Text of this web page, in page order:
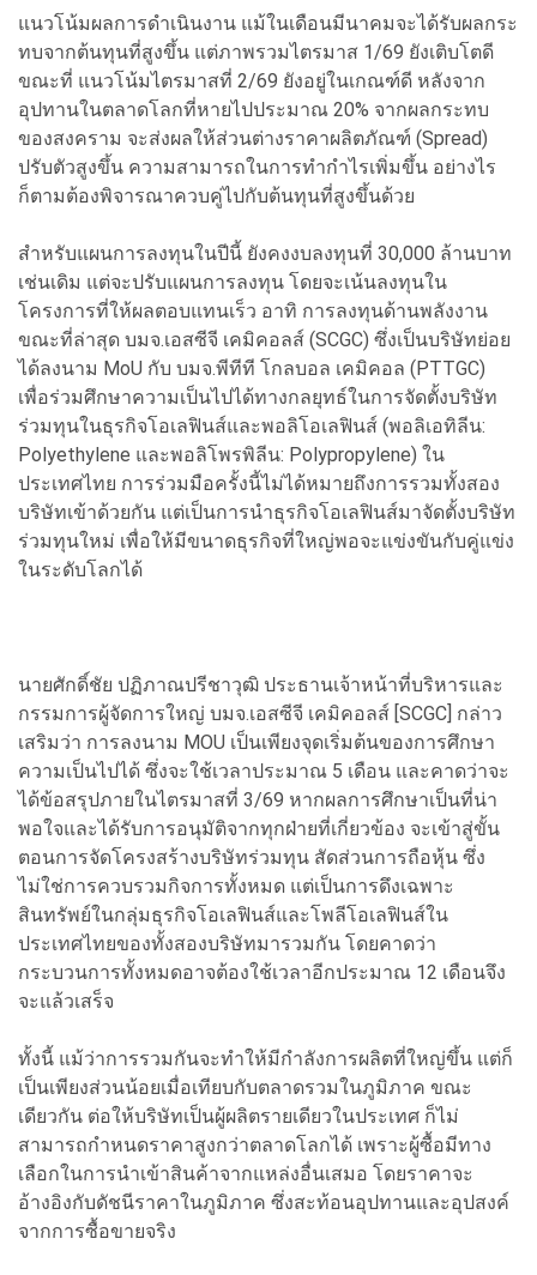
แนวโน้มผลการดำเนินงาน แม้ในเดือนมีนาคมจะได้รับผลกระ
ทบจากต้นทุนที่สูงขึ้น แต่ภาพรวมไตรมาส 1/69 ยังเติบโตดี
ขณะที่ แนวโน้มไตรมาสที่ 2/69 ยังอยู่ในเกณฑ์ดี หลังจาก
อุปทานในตลาดโลกที่หายไปประมาณ 20% จากผลกระทบ
ของสงคราม จะส่งผลให้ส่วนต่างราคาผลิตภัณฑ์ (Spread)
ปรับตัวสูงขึ้น ความสามารถในการทำกำไรเพิ่มขึ้น อย่างไร
ก็ตามต้องพิจารณาควบคู่ไปกับต้นทุนที่สูงขึ้นด้วย
สำหรับแผนการลงทุนในปีนี้ ยังคงงบลงทุนที่ 30,000 ล้านบาท
เช่นเดิม แต่จะปรับแผนการลงทุน โดยจะเน้นลงทุนใน
โครงการที่ให้ผลตอบแทนเร็ว อาทิ การลงทุนด้านพลังงาน
ขณะที่ล่าสุด บมจ.เอสซีจี เคมิคอลส์ (SCGC) ซึ่งเป็นบริษัทย่อย
ได้ลงนาม MoU กับ บมจ.พีทีที โกลบอล เคมิคอล (PTTGC)
เพื่อร่วมศึกษาความเป็นไปได้ทางกลยุทธ์ในการจัดตั้งบริษัท
ร่วมทุนในธุรกิจโอเลฟินส์และพอลิโอเลฟินส์ (พอลิเอทิลีน:
Polyethylene และพอลิโพรพิลีน: Polypropylene) ใน
ประเทศไทย การร่วมมือครั้งนี้ไม่ได้หมายถึงการรวมทั้งสอง
บริษัทเข้าด้วยกัน แต่เป็นการนำธุรกิจโอเลฟินส์มาจัดตั้งบริษัท
ร่วมทุนใหม่ เพื่อให้มีขนาดธุรกิจที่ใหญ่พอจะแข่งขันกับคู่แข่ง
ในระดับโลกได้
นายศักดิ์ชัย ปฏิภาณปรีชาวุฒิ ประธานเจ้าหน้าที่บริหารและ
กรรมการผู้จัดการใหญ่ บมจ.เอสซีจี เคมิคอลส์ [SCGC] กล่าว
เสริมว่า การลงนาม MOU เป็นเพียงจุดเริ่มต้นของการศึกษา
ความเป็นไปได้ ซึ่งจะใช้เวลาประมาณ 5 เดือน และคาดว่าจะ
ได้ข้อสรุปภายในไตรมาสที่ 3/69 หากผลการศึกษาเป็นที่น่า
พอใจและได้รับการอนุมัติจากทุกฝ่ายที่เกี่ยวข้อง จะเข้าสู่ขั้น
ตอนการจัดโครงสร้างบริษัทร่วมทุน สัดส่วนการถือหุ้น ซึ่ง
ไม่ใช่การควบรวมกิจการทั้งหมด แต่เป็นการดึงเฉพาะ
สินทรัพย์ในกลุ่มธุรกิจโอเลฟินส์และโพลีโอเลฟินส์ใน
ประเทศไทยของทั้งสองบริษัทมารวมกัน โดยคาดว่า
กระบวนการทั้งหมดอาจต้องใช้เวลาอีกประมาณ 12 เดือนจึง
จะแล้วเสร็จ
ทั้งนี้ แม้ว่าการรวมกันจะทำให้มีกำลังการผลิตที่ใหญ่ขึ้น แต่ก็
เป็นเพียงส่วนน้อยเมื่อเทียบกับตลาดรวมในภูมิภาค ขณะ
เดียวกัน ต่อให้บริษัทเป็นผู้ผลิตรายเดียวในประเทศ ก็ไม่
สามารถกำหนดราคาสูงกว่าตลาดโลกได้ เพราะผู้ซื้อมีทาง
เลือกในการนำเข้าสินค้าจากแหล่งอื่นเสมอ โดยราคาจะ
อ้างอิงกับดัชนีราคาในภูมิภาค ซึ่งสะท้อนอุปทานและอุปสงค์
จากการซื้อขายจริง